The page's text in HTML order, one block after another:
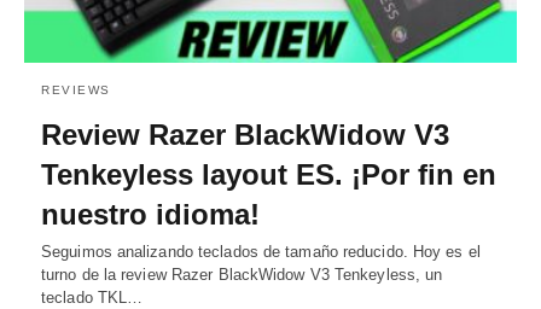
REVIEWS
Review Razer BlackWidow V3
Tenkeyless layout ES. ¡Por fin en
nuestro idioma!
Seguimos analizando teclados de tamaño reducido. Hoy es el
turno de la review Razer BlackWidow V3 Tenkeyless, un
teclado TKL…